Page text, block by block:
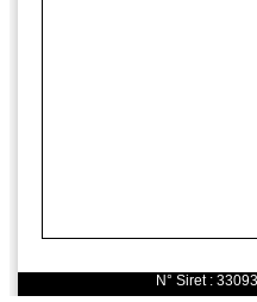
N° Siret